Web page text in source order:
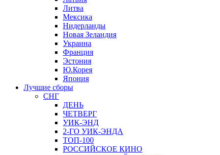
Литва
Мексика
Нидерланды
Новая Зеландия
Украина
Франция
Эстония
Ю.Корея
Япония
Лучшие сборы
СНГ
ДЕНЬ
ЧЕТВЕРГ
УИК-ЭНД
2-ГО УИК-ЭНДА
ТОП-100
РОССИЙСКОЕ КИНО